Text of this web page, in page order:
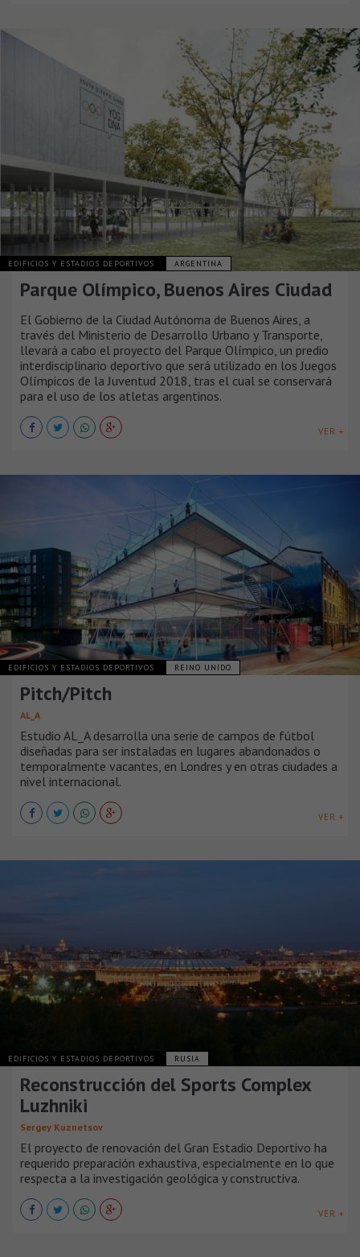
EDIFICIOS Y ESTADIOS DEPORTIVOS ARGENTINA
Parque Olímpico, Buenos Aires Ciudad
El Gobierno de la Ciudad Autónoma de Buenos Aires, a
través del Ministerio de Desarrollo Urbano y Transporte,
llevará a cabo el proyecto del Parque Olímpico, un predio
interdisciplinario deportivo que será utilizado en los Juegos
Olímpicos de la Juventud 2018, tras el cual se conservará
para el uso de los atletas argentinos.
VER +
EDIFICIOS Y ESTADIOS DEPORTIVOS REINO UNIDO
Pitch/Pitch
AL_A
Estudio AL_A desarrolla una serie de campos de fútbol
diseñadas para ser instaladas en lugares abandonados o
temporalmente vacantes, en Londres y en otras ciudades a
nivel internacional.
VER +
EDIFICIOS Y ESTADIOS DEPORTIVOS RUSIA
Reconstrucción del Sports Complex
Luzhniki
Sergey Kuznetsov
El proyecto de renovación del Gran Estadio Deportivo ha
requerido preparación exhaustiva, especialmente en lo que
respecta a la investigación geológica y constructiva.
VER +